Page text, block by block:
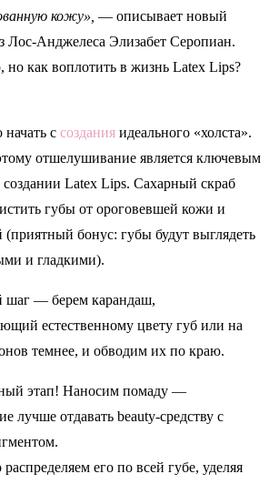
кожу», — описывает новый
Лос-Анджелеса Элизабет Серопиан.
но как воплотить в жизнь Latex Lips?
с создания идеального «холста».
отшелушивание является ключевым
Latex Lips. Сахарный скраб
губы от ороговевшей кожи и
(приятный бонус: губы будут выглядеть
и гладкими).
— берем карандаш,
естественному цвету губ или на
темнее, и обводим их по краю.
этап! Наносим помаду —
лучше отдавать beauty-средству с
его по всей губе, уделяя